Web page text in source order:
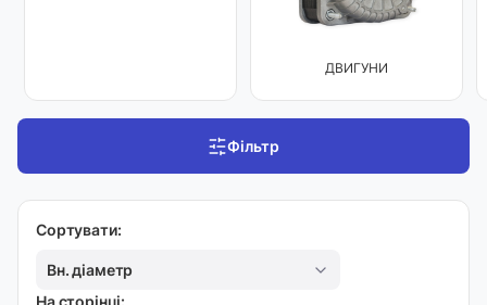
ДВИГУНИ
Фільтр
Сортувати:
Вн. діаметр